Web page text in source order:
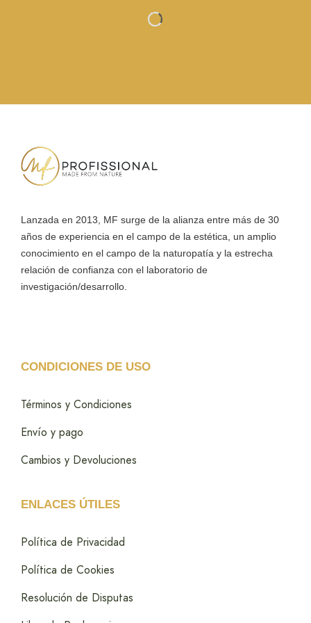
Lanzada en 2013, MF surge de la alianza entre más de 30
años de experiencia en el campo de la estética, un amplio
conocimiento en el campo de la naturopatía y la estrecha
relación de confianza con el laboratorio de
investigación/desarrollo.
CONDICIONES DE USO
Términos y Condiciones
Envío y pago
Cambios y Devoluciones
ENLACES ÚTILES
Política de Privacidad
Política de Cookies
Resolución de Disputas